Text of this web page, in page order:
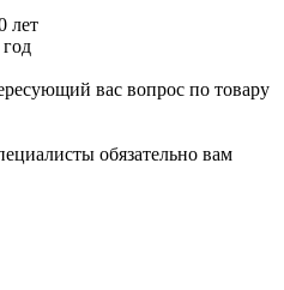
лет
вас вопрос по товару
обязательно вам